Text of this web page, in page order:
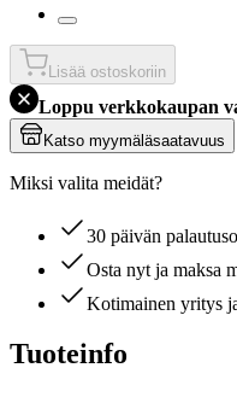
Lisää ostoskoriin
Loppu verkkokaupan
Katso myymäläsaatavuus
Miksi valita meidät?
30 päivän
Osta nyt ja maksa
Kotimainen yritys
Tuoteinfo